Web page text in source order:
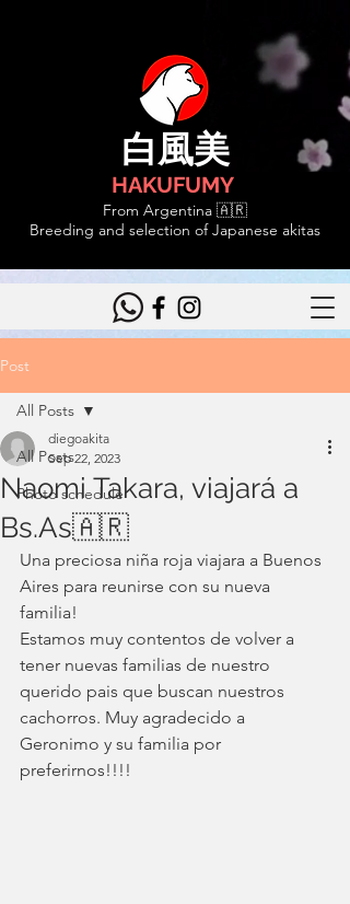
白風美
HAKUFUMY
From Argentina 🇦🇷
Breeding and selection of Japanese akitas
Post
All Posts
Photo schedule
All Posts
Naomi Takara, viajará a
Bs.As🇦🇷
diegoakita
Sep 22, 2023
Una preciosa niña roja viajara a Buenos
Aires para reunirse con su nueva
familia!
Estamos muy contentos de volver a
tener nuevas familias de nuestro
querido pais que buscan nuestros
cachorros. Muy agradecido a
Geronimo y su familia por
preferirnos!!!!